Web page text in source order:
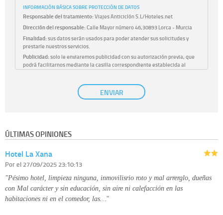
INFORMACIÓN BÁSICA SOBRE PROTECCIÓN DE DATOS
Responsable del tratamiento:Viajes Anticiclón S.L/Hoteles.net
Dirección del responsable:Calle Mayor número 46,30893 Lorca - Murcia
Finalidad:sus datos serán usados para poder atender sus solicitudes y
prestarle nuestros servicios.
Publicidad:solo le enviaremos publicidad con su autorización previa, que
podrá facilitarnos mediante la casilla correspondiente establecida al
únicamente trataremos sus datos con su consentimiento
previo, que podrá facilitarnos mediante la casilla correspondiente
Derechos:tiene derecho a saber qué información tenemos sobre usted,
disponible en nuestra página web.
Información complementaria:
ENVIAR
ÚLTIMAS OPINIONES
Hotel La Xana
Porel 27/09/2025 23:10:13
"Pésimo hotel, limpieza ninguna, inmovilisrio roto y mal arrerglo, dueñas
con Mal carácter y sin educación, sin aire ni calefacción en las
habitaciones ni en el comedor, las…"